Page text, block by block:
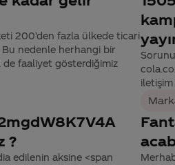
200’den fazla ülkede ticari
nedenle herhangi bir
de faaliyet gösterdiğimiz
iletişim
?
edilenin aksine <span